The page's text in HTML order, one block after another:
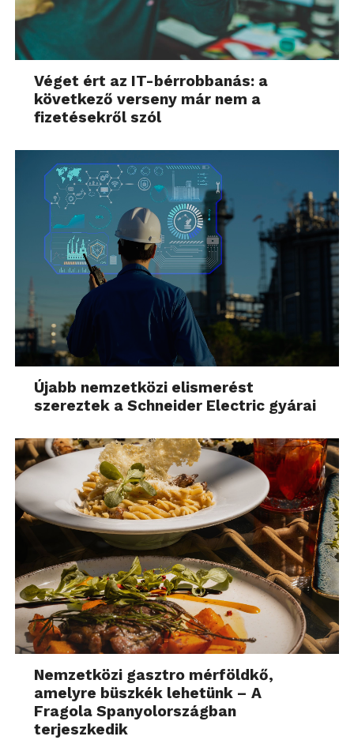
Véget ért az IT-bérrobbanás: a
következő verseny már nem a
fizetésekről szól
Újabb nemzetközi elismerést
szereztek a Schneider Electric gyárai
Nemzetközi gasztro mérföldkő,
amelyre büszkék lehetünk – A
Fragola Spanyolországban
terjeszkedik